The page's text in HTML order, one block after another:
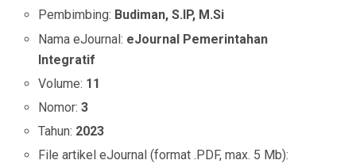
Pembimbing: Budiman, S.IP, M.Si
Nama eJournal: eJournal Pemerintahan
Integratif
Volume: 11
Nomor:3
Tahun: 2023
File artikel eJournal (format .PDF, max. 5 Mb):